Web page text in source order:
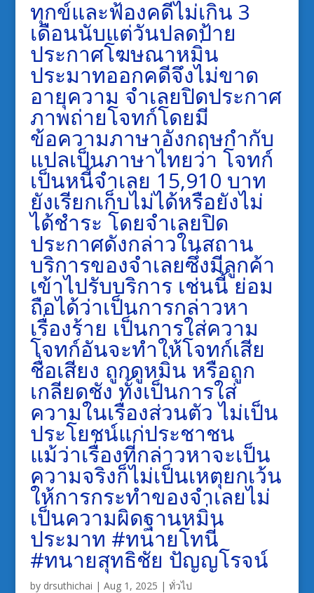
ทุกข์และฟ้องคดีไม่เกิน 3
เดือนนับแต่วันปลดป้าย
ประกาศโฆษณาหมิ่น
ประมาทออกคดีจึงไม่ขาด
อายุความ จำเลยปิดประกาศ
ภาพถ่ายโจทก์โดยมี
ข้อความภาษาอังกฤษกำกับ
แปลเป็นภาษาไทยว่า โจทก์
เป็นหนี้จำเลย 15,910 บาท
ยังเรียกเก็บไม่ได้หรือยังไม่
ได้ชำระ โดยจำเลยปิด
ประกาศดังกล่าวในสถาน
บริการของจำเลยซึ่งมีลูกค้า
เข้าไปรับบริการ เช่นนี้ ย่อม
ถือได้ว่าเป็นการกล่าวหา
เรื่องร้าย เป็นการใส่ความ
โจทก์อันจะทำให้โจทก์เสีย
ชื่อเสียง ถูกดูหมิ่น หรือถูก
เกลียดชัง ทั้งเป็นการใส่
ความในเรื่องส่วนตัว ไม่เป็น
ประโยชน์แก่ประชาชน
แม้ว่าเรื่องที่กล่าวหาจะเป็น
ความจริงก็ไม่เป็นเหตุยกเว้น
ให้การกระทำของจำเลยไม่
เป็นความผิดฐานหมิ่น
ประมาท #ทนายโทนี่
#ทนายสุทธิชัย ปัญญโรจน์
by drsuthichai | Aug 1, 2025 | ทั่วไป